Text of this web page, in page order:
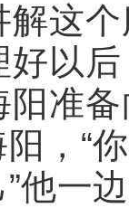
这
以
准
，“
”他一